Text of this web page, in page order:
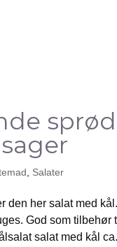
Salater
den her salat med
God som
salat med kål